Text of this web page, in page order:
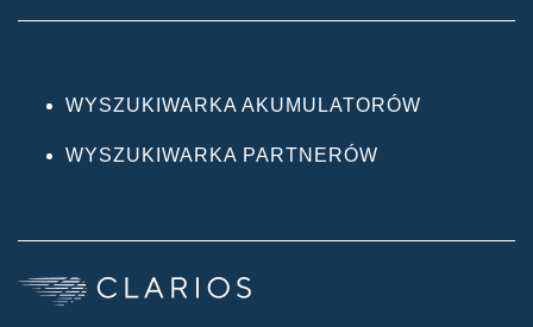
WYSZUKIWARKA AKUMULATORÓW
WYSZUKIWARKA PARTNERÓW